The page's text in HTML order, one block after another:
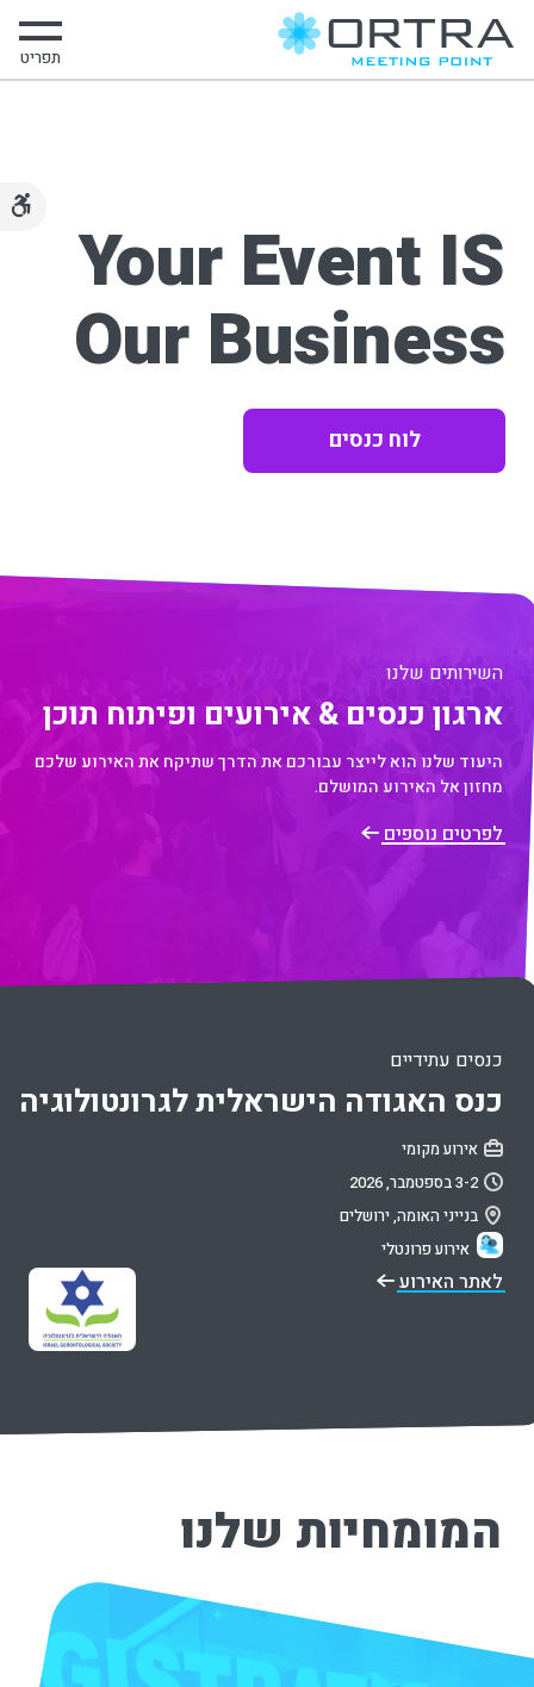
תפריט
Your Event IS
Our Business
לוח כנסים
השירותים שלנו
ארגון כנסים & אירועים ופיתוח תוכן
היעוד שלנו הוא לייצר עבורכם את הדרך שתיקח את האירוע שלכם
מחזון אל האירוע ‏המושלם. ‏
לפרטים נוספים
כנסים עתידיים
כנס האגודה הישראלית לגרונטולוגיה
אירוע מקומי
2
‏-3 בספטמבר, 2026
בנייני האומה, ירושלים
אירוע פרונטלי
לאתר האירוע
המומחיות שלנו